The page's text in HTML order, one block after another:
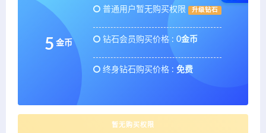
5 金币
普通用户暂无购买权限 升级钻石
钻石会员购买价格 : 0金币
终身钻石购买价格 : 免费
暂无购买权限